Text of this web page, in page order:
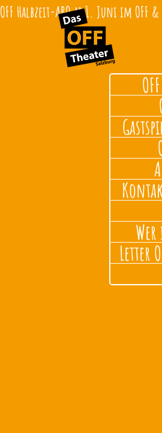
OFF Halbzeit-ABO ab 1. Juni im
Wer
Letter